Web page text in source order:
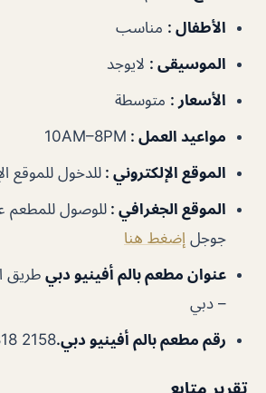
الأطفال : مناسب
الموسيقى : لايوجد
الأسعار : متوسطة
مواعيد العمل : 10AM–8PM
الموقع الإلكتروني : للدخول للموقع
الموقع الجغرافي : للوصول للمطعم
جوجل إضغط هنا
عنوان مطعم بالم أفينيو دبي طريق
– دبي
رقم مطعم بالم أفينيو دبي.
تقرير متابع